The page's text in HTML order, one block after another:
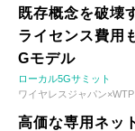
既存概念を破壊
ライセンス費用
Gモデル
ローカル5Gサミット
ワイヤレスジャパン
高価な専用ネッ